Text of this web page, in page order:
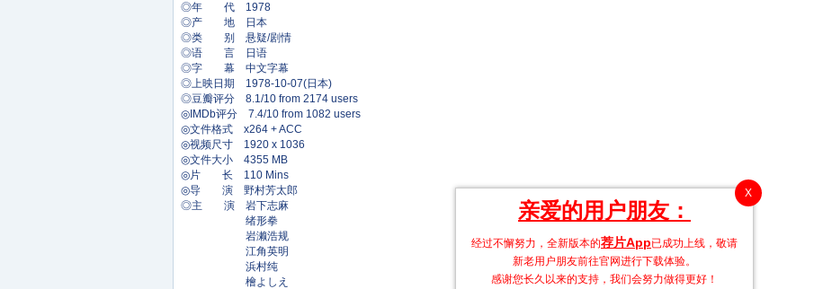
◎年 代 1978
◎产 地 日本
◎类 别 悬疑/剧情
◎语 言 日语
◎字 幕 中文字幕
◎上映日期 1978-10-07(日本)
◎豆瓣评分 8.1/10 from 2174 users
◎IMDb评分 7.4/10 from 1082 users
◎文件格式 x264 + ACC
◎视频尺寸 1920 x 1036
◎文件大小 4355 MB
◎片 长 110 Mins
◎导 演 野村芳太郎
◎主 演 岩下志麻
绪形拳
岩濑浩规
江角英明
浜村纯
檜よしえ
X
亲爱的用户朋友：
经过不懈努力，全新版本的荐片App已成功上线，敬请
新老用户朋友前往官网进行下载体验。
感谢您长久以来的支持，我们会努力做得更好！